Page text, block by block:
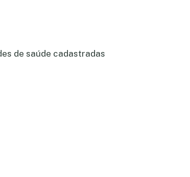
de saúde cadastradas